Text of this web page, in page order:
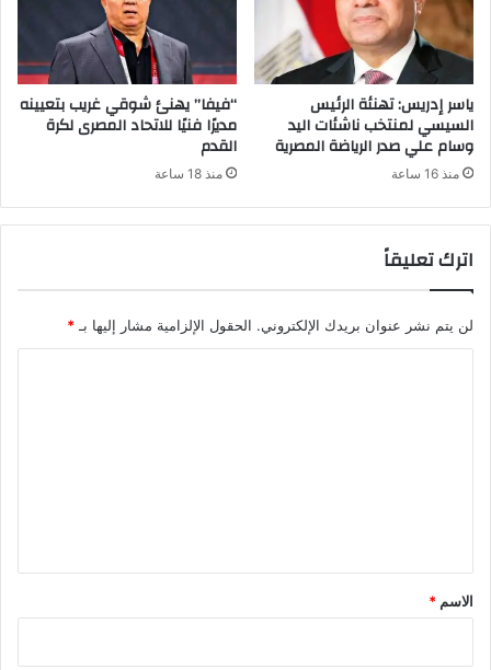
ياسر إدريس: تهنئة الرئيس
السيسي لمنتخب ناشئات اليد
وسام علي صدر الرياضة المصرية
منذ 16 ساعة
“فيفا” يهنئ شوقي غريب بتعيينه
مديرًا فنيًا للاتحاد المصرى لكرة
القدم
منذ 18 ساعة
اترك تعليقاً
لن يتم نشر عنوان بريدك الإلكتروني. الحقول الإلزامية مشار إليها بـ *
*
الاسم *